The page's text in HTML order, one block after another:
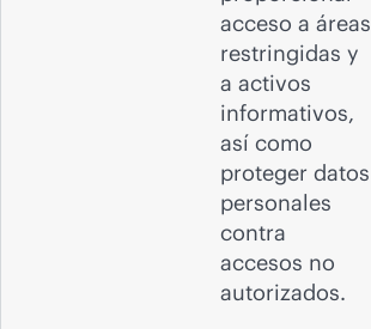
acceso a áreas
restringidas y
a activos
informativos,
así como
proteger datos
personales
contra
accesos no
autorizados.